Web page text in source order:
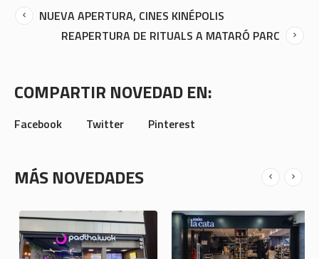
NUEVA APERTURA, CINES KINÉPOLIS
REAPERTURA DE RITUALS A MATARÓ PARC
COMPARTIR NOVEDAD EN:
Facebook Twitter Pinterest
MÁS NOVEDADES